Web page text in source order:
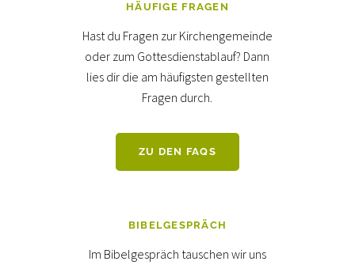
HÄUFIGE FRAGEN
Hast du Fragen zur Kirchengemeinde
oder zum Gottesdienstablauf? Dann
lies dir die am häufigsten gestellten
Fragen durch.
ZU DEN FAQS
BIBELGESPRÄCH
Im Bibelgespräch tauschen wir uns